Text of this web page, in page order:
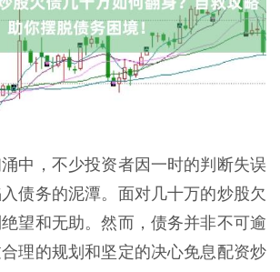
中，不少投资者因一时的判断失误
债务的泥潭。面对几十万的炒股欠
望和无助。然而，债务并非不可逾
理的规划和坚定的决心免息配资炒